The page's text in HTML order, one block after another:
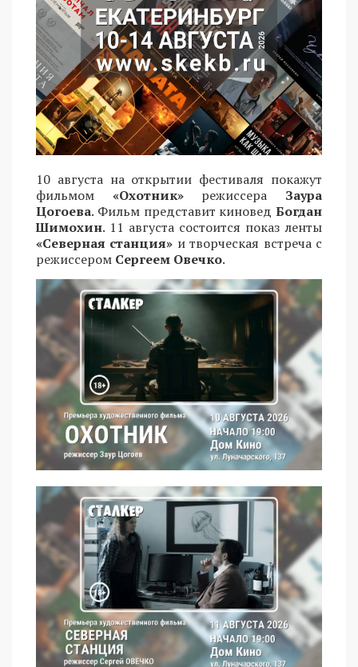
10 августа на открытии фестиваля покажут
фильмом «Охотник»режиссера Заура
Цогоева. Фильм представит киновед Богдан
Шимохин. 11 августа состоится показ ленты
«Северная станция» и творческая встреча с
режиссером Сергеем Овечко.